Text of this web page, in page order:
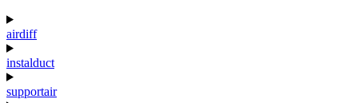
airdiff
instalduct
supportair